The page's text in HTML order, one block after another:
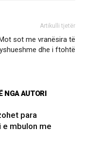
Artikulli tjetër
sot me vranësira të
dhe i ftohtë
NGA AUTORI
para
mbulon me